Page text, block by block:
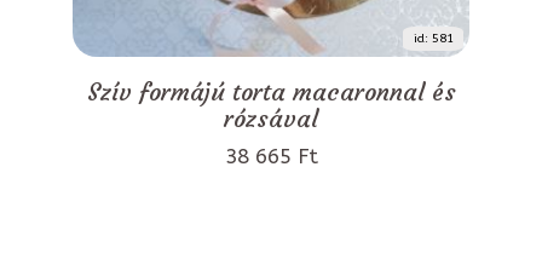
id: 581
Szív formájú torta macaronnal és
rózsával
38 665 Ft